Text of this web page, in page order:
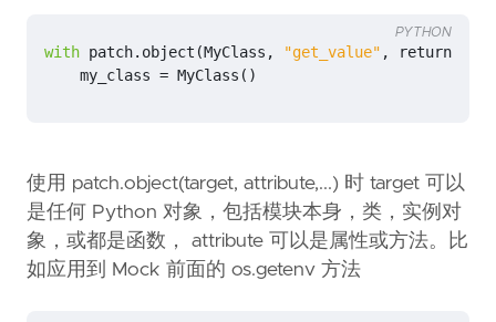
with patch. object (MyClass , "get_value" ,
my_class = MyClass ()
PYTHON
使用 patch.object(target, attribute,...) 时 target 可以
是任何 Python 对象，包括模块本身，类，实例对
象，或都是函数， attribute 可以是属性或方法。比
如应用到 Mock 前面的 os.getenv 方法